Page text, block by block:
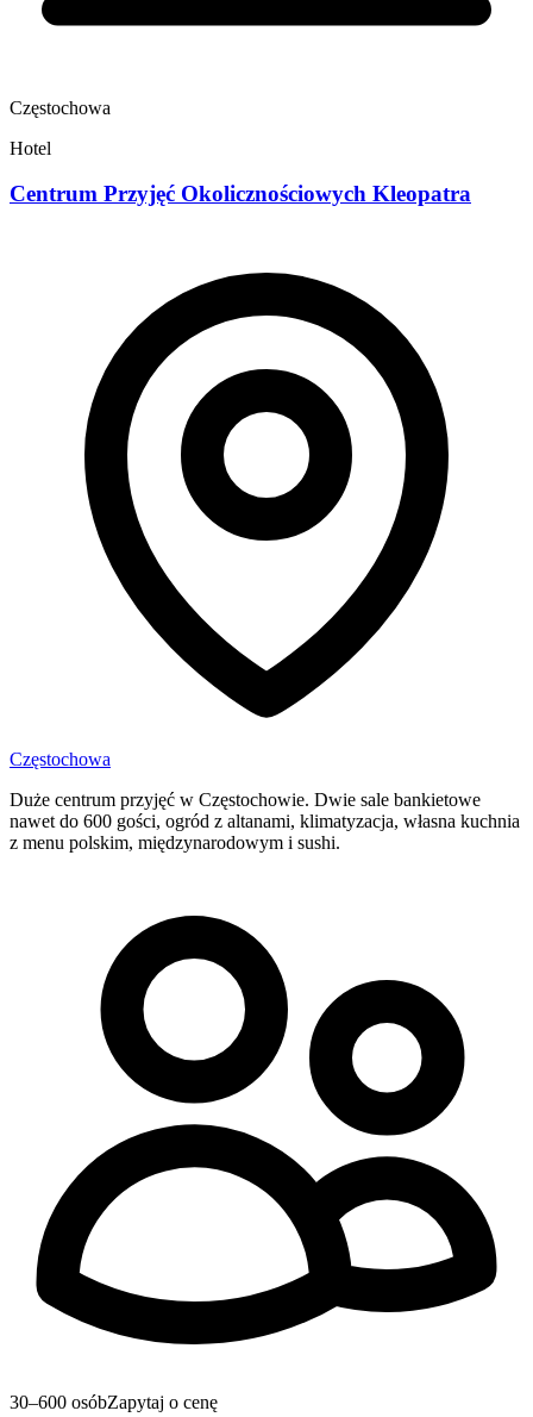
Częstochowa
Hotel
Centrum Przyjęć Okolicznościowych Kleopatra
Częstochowa
Duże centrum przyjęć w Częstochowie. Dwie sale bankietowe
nawet do 600 gości, ogród z altanami, klimatyzacja, własna kuchnia
z menu polskim, międzynarodowym i sushi.
30–600 osóbZapytaj o cenę